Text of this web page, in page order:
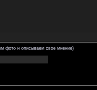
фото и описываем свое мнение)